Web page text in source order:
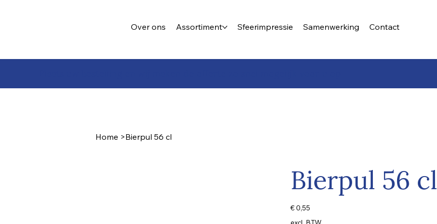
Over ons Assortiment Sfeerimpressie Samenwerking Contact
Home >Bierpul 56 cl
Bierpul 56 cl
Prijs
€ 0,55
excl. BTW